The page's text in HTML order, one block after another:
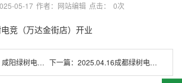
05-17 作者：网站编辑 点击： 0次
树电竞（万达金街店）开业
（正兴广场店）开业 下一篇： 2025.04.16成都绿树电竞（AG吾悦广场店）开业